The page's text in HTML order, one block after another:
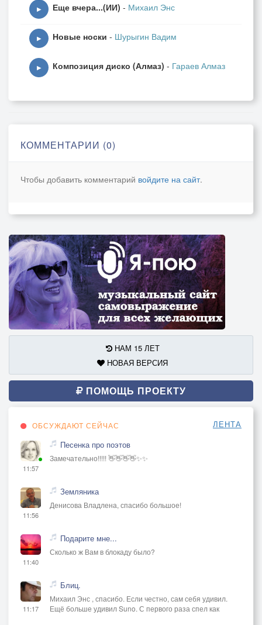
▶ Еще вчера...(ИИ) - Михаил Энс
▶ Новые носки - Шурыгин Вадим
▶ Композиция диско (Алмаз) - Гараев Алмаз
КОММЕНТАРИИ (0)
Чтобы добавить комментарий войдите на сайт.
НАМ 15 ЛЕТ
НОВАЯ ВЕРСИЯ
ПОМОЩЬ ПРОЕКТУ
ОБСУЖДАЮТ СЕЙЧАС ЛЕНТА
11:57
Песенка про поэтов
Замечательно!!!!! 👋👋👋👋✨✨
11:56
Земляника
Денисова Владлена, спасибо большое!
11:40
Подарите мне...
Сколько ж Вам в блокаду было?
11:17
Блиц.
Михаил Энс , спасибо. Если честно, сам себя удивил.
Ещё больше удивил Suno. С первого раза спел как